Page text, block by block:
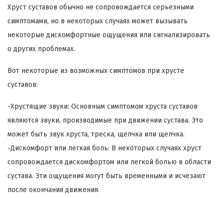
Хруст суставов обычно не сопровождается серьезными
симптомами, но в некоторых случаях может вызывать
некоторые дискомфортные ощущения или сигнализировать
о других проблемах.
Вот некоторые из возможных симптомов при хрусте
суставов:
-Хрустящие звуки: Основным симптомом хруста суставов
являются звуки, производимые при движении сустава. Это
может быть звук хруста, треска, щелчка или щелчка.
-Дискомфорт или легкая боль: В некоторых случаях хруст
сопровождается дискомфортом или легкой болью в области
сустава. Эти ощущения могут быть временными и исчезают
после окончания движения.